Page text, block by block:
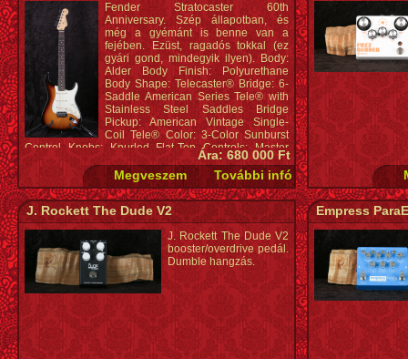
Fender Stratocaster 60th
Anniversary. Szép állapotban, és
még a gyémánt is benne van a
fejében. Ezüst, ragadós tokkal (ez
gyári gond, mindegyik ilyen). Body:
Alder Body Finish: Polyurethane
Body Shape: Telecaster® Bridge: 6-
Saddle American Series Tele® with
Stainless Steel Saddles Bridge
Pickup: American Vintage Single-
Coil Tele® Color: 3-Color Sunburst
Control Knobs: Knurled Flat-Top Controls: Master
Volume, Master Delta Tone™ Fingerboard:
Rosewood Fingerboard Radius: 9.5" (241 mm) Fret
Size: Medium Jumbo Hardware Finish: Chrome
Model Name: 60th Anniversary American Telecaster®
(2006), Rosewood Fingerboard, 3-Color Sunburst
Neck Finish: Satin Urethane Neck Material: Maple
Neck Pickup: American Vintage Single-Coil Tele®
Neck Shape: Modern "C" Number of Frets: 22 Nut
Material: Bone Nut Width: 1.6875" (42.86 mm)
Pickguard: 3-Ply Parchment Pickup Switching: 3-
Position Blade: Position 1. Bridge Pickup, Position 2.
Bridge and Neck Pickups, Position 3. Neck Pickup
Position Inlays: White Dot Refinement Neck Material:
Maple Refinement Neck Shape: C Shape Scale
Length: 25.5" (648 mm) Series: American Series
String Nut: Bone
Ára: 680 000 Ft
J. Rockett The Dude V2
J. Rockett The Dude V2
booster/overdrive pedál.
Dumble hangzás.
Empress